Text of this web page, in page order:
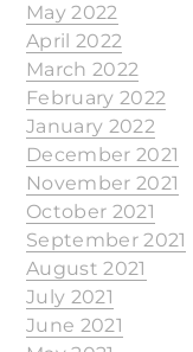
May 2022
April 2022
March 2022
February 2022
January 2022
December 2021
November 2021
October 2021
September 2021
August 2021
July 2021
June 2021